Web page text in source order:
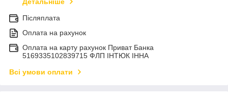
Детальніше
Післяплата
Оплата на рахунок
Оплата на карту рахунок Приват Банка
5169335102839715 ФЛП ІНТЮК ІННА
Всі умови оплати